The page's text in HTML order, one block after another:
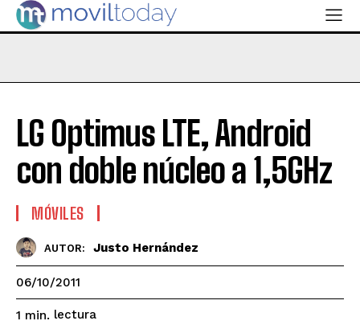
LG Optimus LTE, Android
con doble núcleo a 1,5GHz
MÓVILES
AUTOR: Justo Hernández
06/10/2011
1 min. lectura